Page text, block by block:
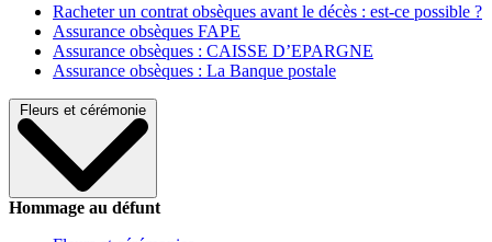
Racheter un contrat obsèques avant le décès : est-ce possible ?
Assurance obsèques FAPE
Assurance obsèques : CAISSE D’EPARGNE
Assurance obsèques : La Banque postale
Fleurs et cérémonie
Hommage au défunt